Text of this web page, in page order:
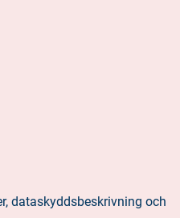
dataskyddsbeskrivning och